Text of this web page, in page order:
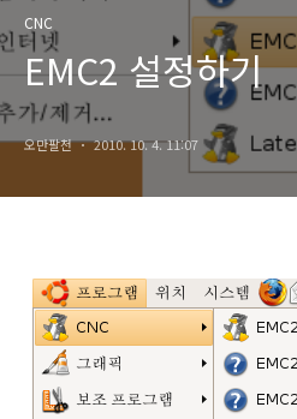
CNC
EMC2 설정하기
오만팔천 2010. 10. 4. 11:07